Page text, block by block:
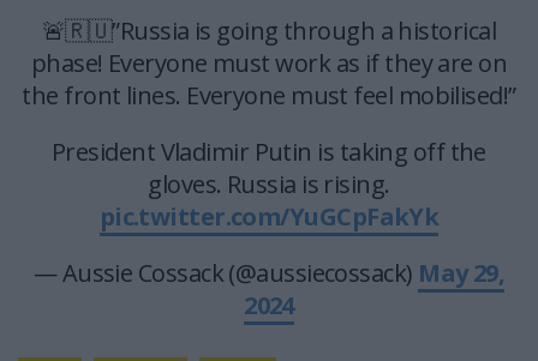
🚨🇷🇺”Russia is going through a historical
phase! Everyone must work as if they are on
the front lines. Everyone must feel mobilised!”
President Vladimir Putin is taking off the
gloves. Russia is rising.
pic.twitter.com/YuGCpFakYk
— Aussie Cossack (@aussiecossack) May 29,
2024